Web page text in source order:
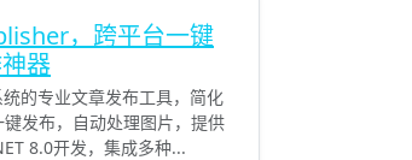
，跨平台一键
器
的专业文章发布工具，简化
发布，自动处理图片，提供
8.0开发，集成多种...